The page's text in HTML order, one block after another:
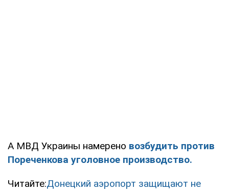
А МВД Украины намерено возбудить против
Пореченкова уголовное производство.
Читайте:Донецкий аэропорт защищают не